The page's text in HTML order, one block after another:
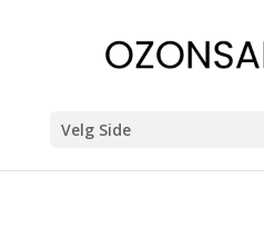
Velg Side